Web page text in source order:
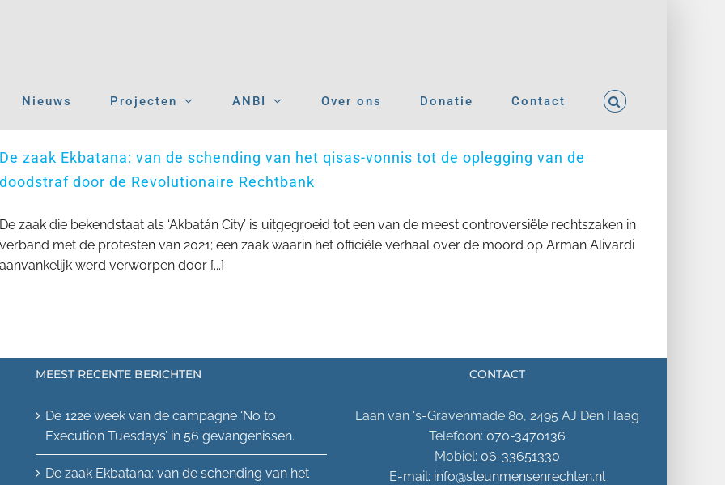
Nieuws Projecten ANBI Over ons Donatie Contact
De zaak Ekbatana: van de schending van het qisas-vonnis tot de oplegging van de
doodstraf door de Revolutionaire Rechtbank
De zaak die bekendstaat als ‘Akbatán City’ is uitgegroeid tot een van de meest controversiële rechtszaken in
verband met de protesten van 2021; een zaak waarin het officiële verhaal over de moord op Arman Alivardi
aanvankelijk werd verworpen door [...]
MEEST RECENTE BERICHTEN
De 122e week van de campagne ‘No to
Execution Tuesdays’ in 56 gevangenissen.
De zaak Ekbatana: van de schending van het
CONTACT
Laan van 's-Gravenmade 80, 2495 AJ Den Haag
Telefoon: 070-3470136
Mobiel: 06-33651330
E-mail: info@steunmensenrechten.nl